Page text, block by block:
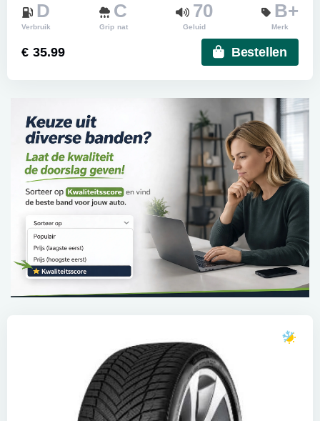
D
Verbruik
C
Grip nat
70
Geluid
B+
Merk
€ 35.99 Bestellen